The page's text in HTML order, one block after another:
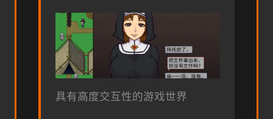
具有高度交互性的游戏世界